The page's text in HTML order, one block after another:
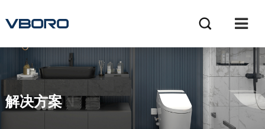
解决方案
SOLUTION